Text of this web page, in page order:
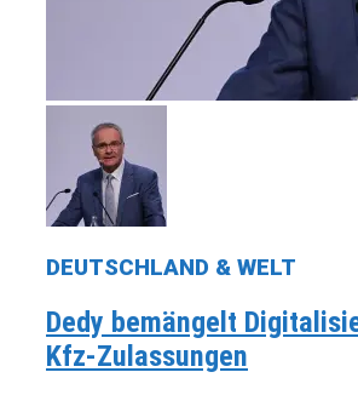
DEUTSCHLAND & WELT
Dedy bemängelt
Kfz-Zulassungen